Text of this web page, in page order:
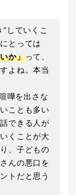
していくこ
とっては
か」って、
よね。本当
嘩を出さな
ことも多い
できる人が
くことが大
、子どもの
んの悪口を
トだと思う